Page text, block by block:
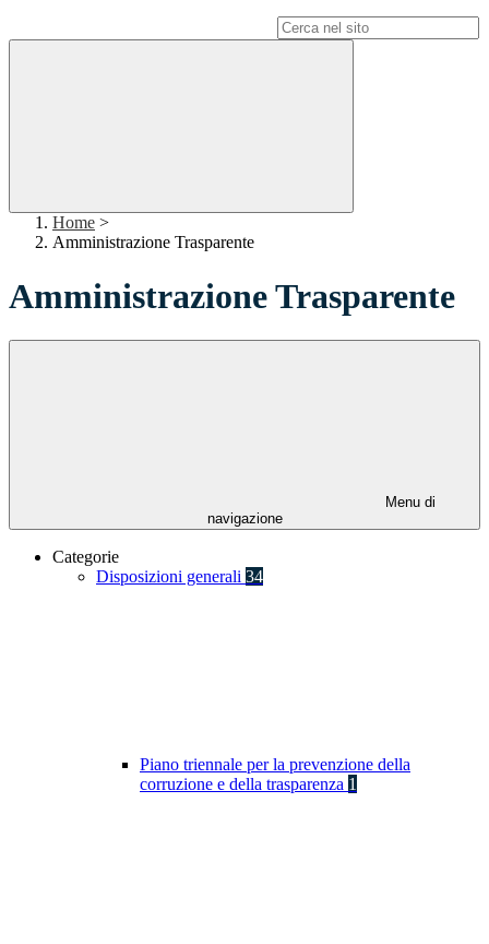
Home >
Amministrazione Trasparente
Amministrazione Trasparente
Menu di
navigazione
Categorie
Disposizioni generali 34
Piano triennale per la prevenzione della
corruzione e della trasparenza 1